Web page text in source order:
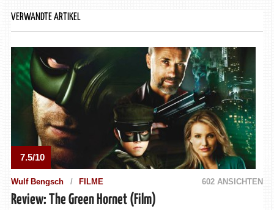
VERWANDTE ARTIKEL
7.5/10
Wulf Bengsch FILME 602 ANSICHTEN
Review: The Green Hornet (Film)